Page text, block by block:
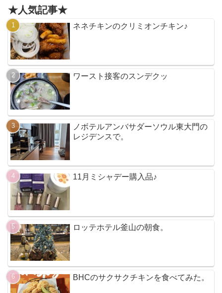
★人気記事★
ネネチキンのクリミオンチキン♪
ワースト接客のスンデクッ
ノボテルアンバサダーソウル東大門の
レジデンスで。
11月ミシャデー購入品♪
ロッテホテル釜山の朝食。
BHCのサクサクチキンを食べてみた。